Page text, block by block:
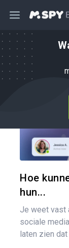
Hoe
hun...
Je weet vast
sociale
laten zien dat